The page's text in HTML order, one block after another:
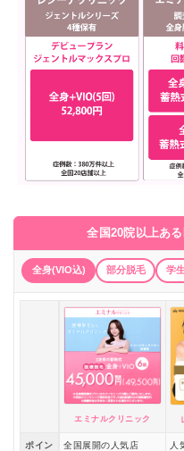
全国20院以上あ
全身(VIO込) 部分脱毛 学
エミナルクリニック
ポイン
全国展開の人気店
人